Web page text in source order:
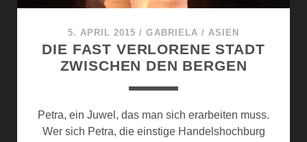
5. APRIL 2015 /GABRIELA / ASIEN
DIE FAST VERLORENE STADT
ZWISCHEN DEN BERGEN
Petra, ein Juwel, das man sich erarbeiten muss.
Wer sich Petra, die einstige Handelshochburg